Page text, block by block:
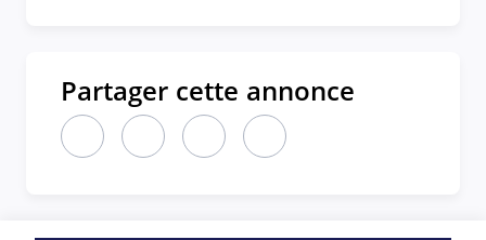
Partager cette annonce
Partager cette annonce sur LinkedIn (nouvelle
Partager cette annonce sur X (nouvelle
Partager cette annonce sur
Partager cette annonce